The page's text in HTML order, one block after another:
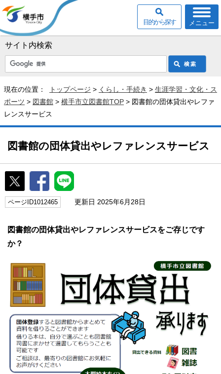
サイト内検索
メニュー
目的から探す
現在の位置： トップページ > くらし・手続き > 生涯学習・文化・ス
ポーツ > 図書館 > 横手市立図書館TOP > 図書館の団体貸出やレファ
レンスサービス
図書館の団体貸出やレファレンスサービス
ページID1012465 更新日 2025年6月28日
図書館の団体貸出やレファレンスサービスをご存じです
か？